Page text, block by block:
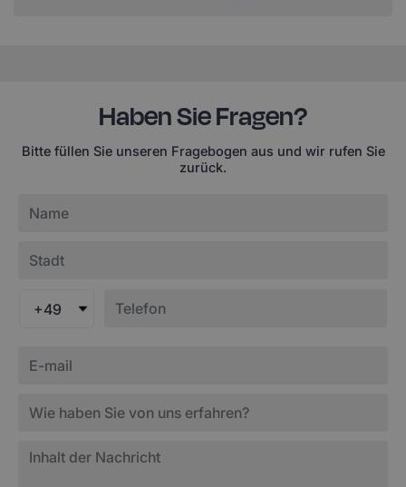
Haben Sie Fragen?
Bitte füllen Sie unseren Fragebogen aus und wir rufen Sie
zurück.
+49